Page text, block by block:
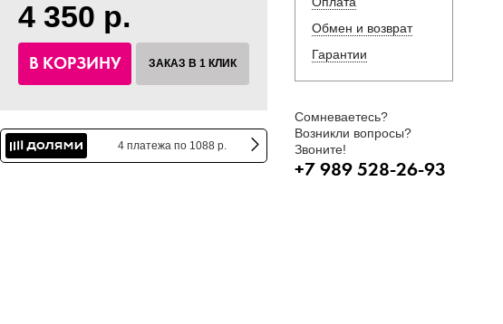
4 350 р.
В КОРЗИНУ ЗАКАЗ В 1 КЛИК
4 платежа по 1088 р.
Обмен и возврат
Гарантии
Сомневаетесь?
Возникли вопросы?
Звоните!
+7 989 528-26-93